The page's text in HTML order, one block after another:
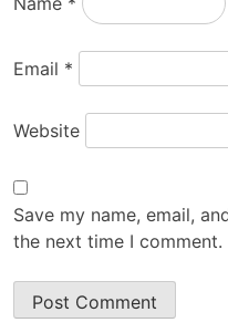
Email *
Website
Save my name, email,
the next time I comment.